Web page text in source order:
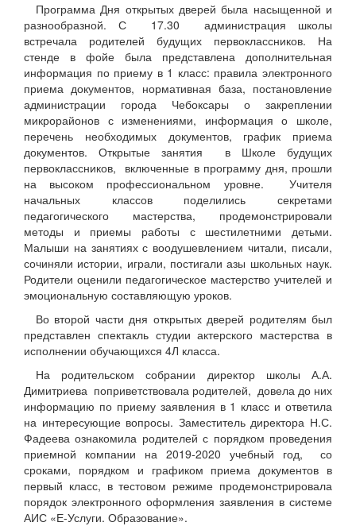
Программа Дня открытых дверей была насыщенной и
разнообразной. С 17.30 администрация школы
встречала родителей будущих первоклассников. На
стенде в фойе была представлена дополнительная
информация по приему в 1 класс: правила электронного
приема документов, нормативная база, постановление
администрации города Чебоксары о закреплении
микрорайонов с изменениями, информация о школе,
перечень необходимых документов, график приема
документов. Открытые занятия в Школе будущих
первоклассников, включенные в программу дня, прошли
на высоком профессиональном уровне. Учителя
начальных классов поделились секретами
педагогического мастерства, продемонстрировали
методы и приемы работы с шестилетними детьми.
Малыши на занятиях с воодушевлением читали, писали,
сочиняли истории, играли, постигали азы школьных наук.
Родители оценили педагогическое мастерство учителей и
эмоциональную составляющую уроков.
Во второй части дня открытых дверей родителям был
представлен спектакль студии актерского мастерства в
исполнении обучающихся 4Л класса.
На родительском собрании директор школы А.А.
Димитриева поприветствовала родителей, довела до них
информацию по приему заявления в 1 класс и ответила
на интересующие вопросы. Заместитель директора Н.С.
Фадеева ознакомила родителей с порядком проведения
приемной компании на 2019-2020 учебный год, со
сроками, порядком и графиком приема документов в
первый класс, в тестовом режиме продемонстрировала
порядок электронного оформления заявления в системе
АИС «Е-Услуги. Образование».